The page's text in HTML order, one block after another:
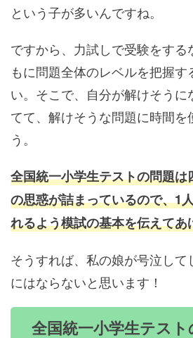
という子が多いんですね。
ですから、力試しで受験をする
もに問題全体のレベルを把握す
い。そこで、自分が解けそう
てて、解けそうな問題に時間を
う。
全国統一小学生テストの問題
の思惑が詰まっているので、1
れるよう模試の基本を伝えてあ
そうすれば、私の娘が号泣し
にはならないと思います！
全国統一小学生テスト